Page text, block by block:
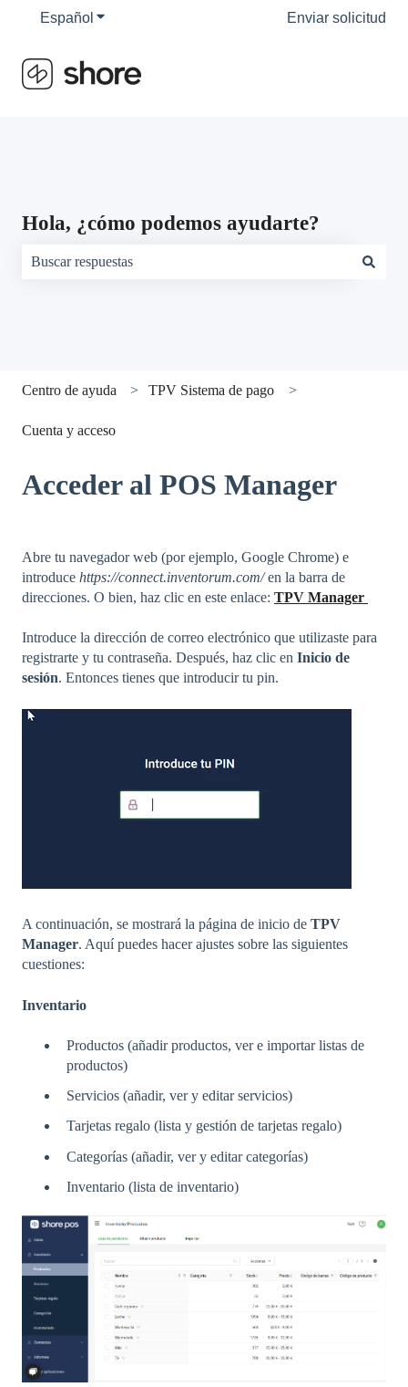
Español Traducciones de Mostrar submenú deEnviar solicitud
Hola, ¿cómo podemos ayudarte?
Centro de ayuda TPV Sistema de pago
Cuenta y acceso
Acceder al POS Manager
Abre tu navegador web (por ejemplo, Google Chrome) e
introduce https://connect.inventorum.com/en la barra de
direcciones. O bien, haz clic en este enlace: TPV Manager
Introduce la dirección de correo electrónico que utilizaste para
registrarte y tu contraseña. Después, haz clic en Inicio de
sesión. Entonces tienes que introducir tu pin.
A continuación, se mostrará la página de inicio de TPV
Manager. Aquí puedes hacer ajustes sobre las siguientes
cuestiones:
Inventario
Productos (añadir productos, ver e importar listas de
productos)
Servicios (añadir, ver y editar servicios)
Tarjetas regalo (lista y gestión de tarjetas regalo)
Categorías (añadir, ver y editar categorías)
Inventario (lista de inventario)